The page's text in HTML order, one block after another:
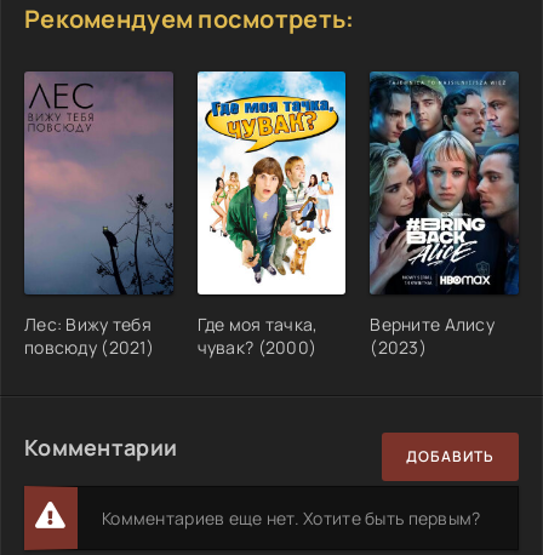
Рекомендуем посмотреть:
Лес: Вижу тебя
повсюду (2021)
Где моя тачка,
чувак? (2000)
Верните Алису
(2023)
Комментарии ДОБАВИТЬ
Комментариев еще нет. Хотите быть первым?